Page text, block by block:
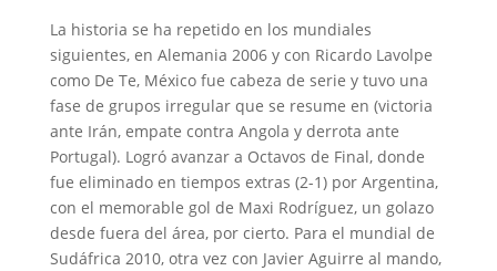
La historia se ha repetido en los mundiales
siguientes, en Alemania 2006 y con Ricardo Lavolpe
como De Te, México fue cabeza de serie y tuvo una
fase de grupos irregular que se resume en (victoria
ante Irán, empate contra Angola y derrota ante
Portugal). Logró avanzar a Octavos de Final, donde
fue eliminado en tiempos extras (2-1) por Argentina,
con el memorable gol de Maxi Rodríguez, un golazo
desde fuera del área, por cierto. Para el mundial de
Sudáfrica 2010, otra vez con Javier Aguirre al mando,